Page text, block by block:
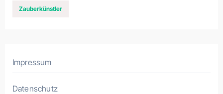
Zauberkünstler
Impressum
Datenschutz